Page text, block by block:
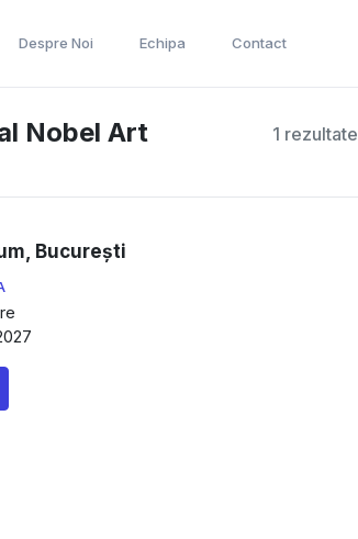
Despre Noi Echipa Contact
1 rezultate
Nobel Art
București